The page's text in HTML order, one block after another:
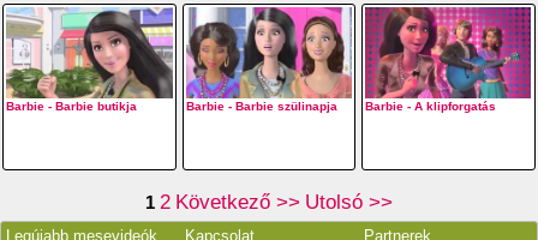
Barbie - Barbie butikja Barbie - Barbie szülinapja Barbie - A klipforgatás
1 2 Következő >> Utolsó >>
Legújabb mesevideók Kapcsolat Partnerek